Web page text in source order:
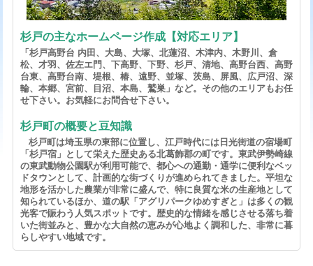
杉戸の主なホームページ作成【対応エリア】
「杉戸高野台 内田、大島、大塚、北蓮沼、木津内、木野川、倉
松、才羽、佐左エ門、下高野、下野、杉戸、清地、高野台西、高野
台東、高野台南、堤根、椿、遠野、並塚、茨島、屏風、広戸沼、深
輪、本郷、宮前、目沼、本島、鷲巣」など。その他のエリアもお任
せ下さい。お気軽にお問合せ下さい。
杉戸町の概要と豆知識
杉戸町は埼玉県の東部に位置し、江戸時代には日光街道の宿場町
「杉戸宿」として栄えた歴史ある北葛飾郡の町です。東武伊勢崎線
の東武動物公園駅が利用可能で、都心への通勤・通学に便利なベッ
ドタウンとして、計画的な街づくりが進められてきました。平坦な
地形を活かした農業が非常に盛んで、特に良質な米の生産地として
知られているほか、道の駅「アグリパークゆめすぎと」は多くの観
光客で賑わう人気スポットです。歴史的な情緒を感じさせる落ち着
いた街並みと、豊かな大自然の恵みが心地よく調和した、非常に暮
らしやすい地域です。